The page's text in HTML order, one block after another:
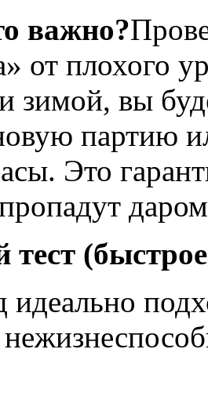
важно?
от плохого
зимой, вы
партию
Это
тест
идеально